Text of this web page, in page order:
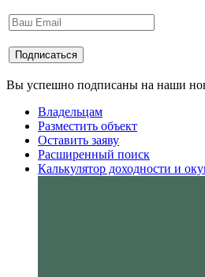
Вы успешно подписаны на наши
Владельцам
Разместить объект
Оставить заяву
Расширенный поиск
Калькулятор доходности и